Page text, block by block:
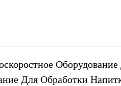
Для Обработки